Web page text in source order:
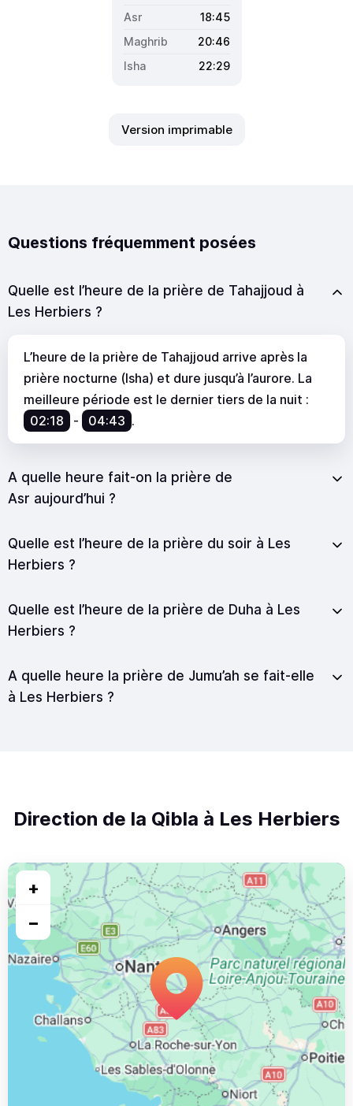
18:45
20:46
22:29
Version imprimable
Questions fréquemment posées
Quelle est l’heure de la prière de Tahajjoud à
Les Herbiers ?
L’heure de la prière de Tahajjoud arrive après la
prière nocturne (Isha) et dure jusqu’à l’aurore. La
meilleure période est le dernier tiers de la nuit :
02:18
- 04:43 .
A quelle heure fait-on la prière de
Asr aujourd’hui ?
Quelle est l’heure de la prière du soir à Les
Herbiers ?
Quelle est l’heure de la prière de Duha à Les
Herbiers ?
A quelle heure la prière de Jumu’ah se fait-elle
à Les Herbiers ?
Direction de la Qibla à Les Herbiers
+
−